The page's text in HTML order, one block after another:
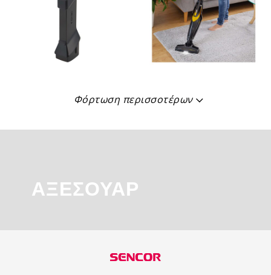
Φόρτωση περισσοτέρων
ΑΞΕΣΟΥΆΡ